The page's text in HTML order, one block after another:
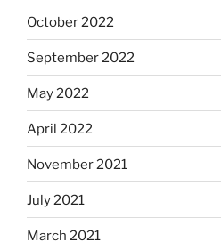
October 2022
September 2022
May 2022
April 2022
November 2021
July 2021
March 2021